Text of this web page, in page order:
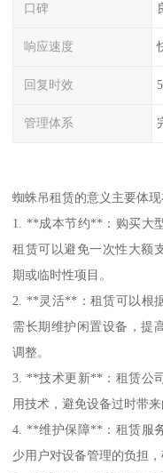
口碑
响应速度
回复时效
管理体系
蜘蛛吊租赁的意义主要体现
1. **成本节约**：购买大
租赁可以避免一次性大额
期或临时性项目。
2. **灵活**：租赁可以根
需长期维护闲置设备，提
调整。
3. **技术更新**：租赁公
用技术，避免设备过时带来
4. **维护保障**：租赁服
少用户对设备管理的负担